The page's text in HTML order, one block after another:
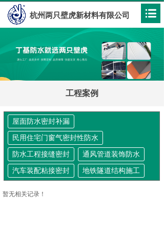
工程案例
屋面防水密封补漏
民用住宅门窗气密封性防水
防水工程接缝密封
通风管道装饰防水
汽车装配粘接密封
地铁隧道结构施工
暂无相关记录！
杭州两只壁虎新材料有限公司